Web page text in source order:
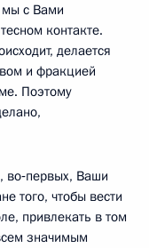
мы с Вами
контакте.
делается
и фракцией
Поэтому
во‑первых, Ваши
того, чтобы вести
привлекать в том
значимым